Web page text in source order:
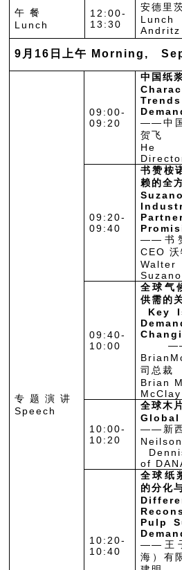
午 餐
Lunch
12:00-
13:30
安德里
Andritz
9月16日上午 Morning,
专 题 演 讲
Speech
09:00-
09:20
中国纸
——中国
贺飞
He
09:20-
09:40
书赞桉
赖的全
——书
CEO 沃
Suzano
09:40-
10:00
全球气
供需的
Key
司总裁
Brian
10:00-
10:20
全球木
Global
——新西
Neilson
of
10:20-
10:40
全球纸
的分化
Pulp
——王
海）有